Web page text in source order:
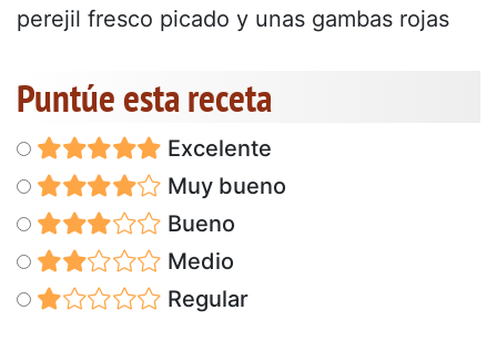
perejil fresco picado y unas gambas rojas
Puntúe esta receta
Excelente
Muy bueno
Bueno
Medio
Regular